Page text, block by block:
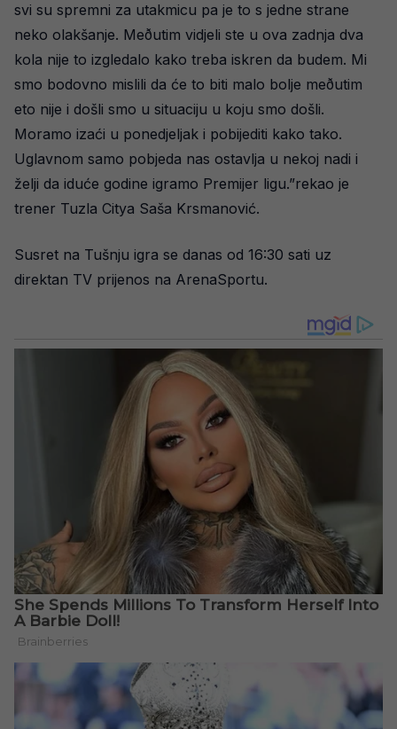
svi su spremni za utakmicu pa je to s jedne strane
neko olakšanje. Meðutim vidjeli ste u ova zadnja dva
kola nije to izgledalo kako treba iskren da budem. Mi
smo bodovno mislili da će to biti malo bolje meðutim
eto nije i došli smo u situaciju u koju smo došli.
Moramo izaći u ponedjeljak i pobijediti kako tako.
Uglavnom samo pobjeda nas ostavlja u nekoj nadi i
želji da iduće godine igramo Premijer ligu.”rekao je
trener Tuzla Citya Saša Krsmanović.
Susret na Tušnju igra se danas od 16:30 sati uz
direktan TV prijenos na ArenaSportu.